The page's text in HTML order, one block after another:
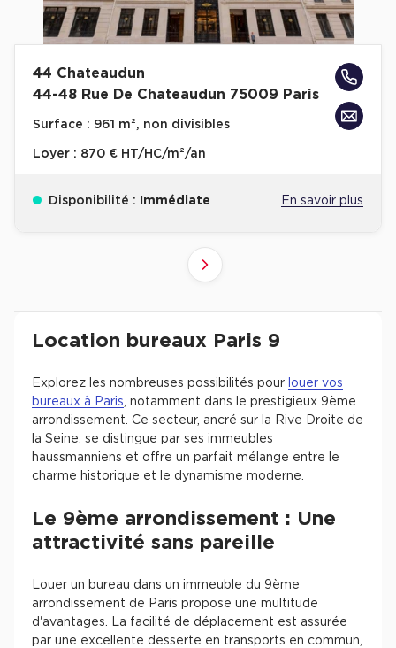
44 Chateaudun
44-48 Rue De Chateaudun 75009 Paris
Surface : 961 m², non divisibles
Loyer : 870 € HT/HC/m²/an
Disponibilité : Immédiate En savoir plus
Suivant
Revenir à l'accueil -
Location bureaux Paris 9
Explorez les nombreuses possibilités pour louer vos
bureaux à Paris, notamment dans le prestigieux 9ème
arrondissement. Ce secteur, ancré sur la Rive Droite de
la Seine, se distingue par ses immeubles
haussmanniens et offre un parfait mélange entre le
charme historique et le dynamisme moderne.
Le 9ème arrondissement : Une
attractivité sans pareille
Louer un bureau dans un immeuble du 9ème
arrondissement de Paris propose une multitude
d'avantages. La facilité de déplacement est assurée
par une excellente desserte en transports en commun,